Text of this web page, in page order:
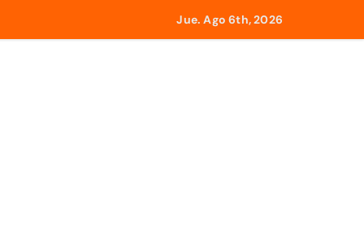
a 21 países
Panamá
en La Guaira
Jue. Ago 6th, 2026